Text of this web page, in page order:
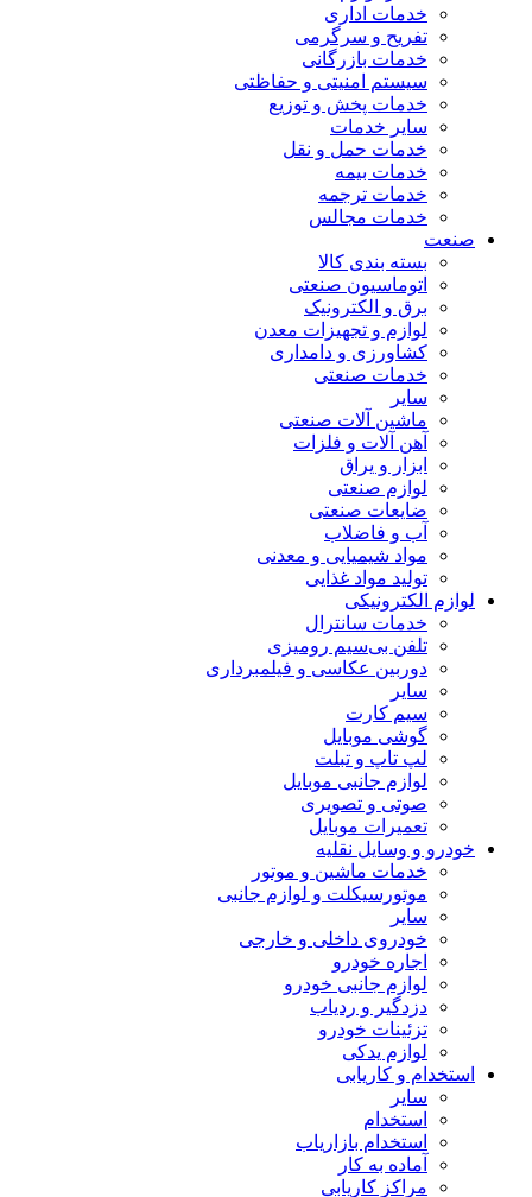
خدمات اداری
تفریح و سرگرمی
خدمات بازرگانی
سیستم امنیتی و حفاظتی
خدمات پخش و توزیع
سایر خدمات
خدمات حمل و نقل
خدمات بیمه
خدمات ترجمه
خدمات مجالس
صنعت
بسته بندی کالا
اتوماسیون صنعتی
برق و الکترونیک
لوازم و تجهیزات معدن
کشاورزی و دامداری
خدمات صنعتی
سایر
ماشین آلات صنعتی
آهن آلات و فلزات
ابزار و یراق
لوازم صنعتی
ضایعات صنعتی
آب و فاضلاب
مواد شیمیایی و معدنی
تولید مواد غذایی
لوازم الکترونیکی
خدمات سانترال
تلفن بی‌سیم رومیزی
دوربین عکاسی و فیلمبرداری
سایر
سیم کارت
گوشی موبایل
لپ تاپ و تبلت
لوازم جانبی موبایل
صوتی و تصویری
تعمیرات موبایل
خودرو و وسایل نقلیه
خدمات ماشین و موتور
موتورسیکلت و لوازم جانبی
سایر
خودروی داخلی و خارجی
اجاره خودرو
لوازم جانبی خودرو
دزدگیر و ردیاب
تزئینات خودرو
لوازم یدکی
استخدام و کاریابی
سایر
استخدام
استخدام بازاریاب
آماده به کار
مراکز کاریابی